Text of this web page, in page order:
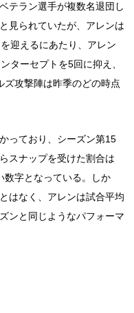
テラン選手が複数名退団し
見られていたが、アレンは
迎えるにあたり、アレン
ターセプトを5回に抑え、
攻撃陣は昨季のどの時点
っており、シーズン第15
スナップを受けた割合は
数字となっている。しか
はなく、アレンは試合平均
ンと同じようなパフォーマ